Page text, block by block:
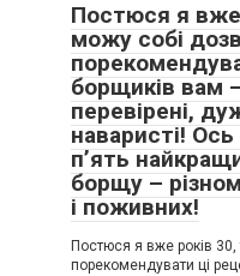
Постюся я вже
можу собі
борщиків вам
перевірені,
наваристі!
п’ять
борщу –
і поживних!
Постюся я вже років
порекомендувати ці